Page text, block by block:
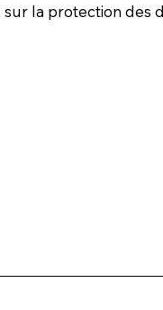
la protection des